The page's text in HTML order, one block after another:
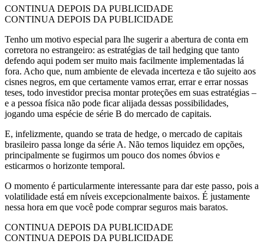
CONTINUA DEPOIS DA PUBLICIDADE
CONTINUA DEPOIS DA PUBLICIDADE
Tenho um motivo especial para lhe sugerir a abertura de conta em
corretora no estrangeiro: as estratégias de tail hedging que tanto
defendo aqui podem ser muito mais facilmente implementadas lá
fora. Acho que, num ambiente de elevada incerteza e tão sujeito aos
cisnes negros, em que certamente vamos errar, errar e errar nossas
teses, todo investidor precisa montar proteções em suas estratégias –
e a pessoa física não pode ficar alijada dessas possibilidades,
jogando uma espécie de série B do mercado de capitais.
E, infelizmente, quando se trata de hedge, o mercado de capitais
brasileiro passa longe da série A. Não temos liquidez em opções,
principalmente se fugirmos um pouco dos nomes óbvios e
esticarmos o horizonte temporal.
O momento é particularmente interessante para dar este passo, pois a
volatilidade está em níveis excepcionalmente baixos. É justamente
nessa hora em que você pode comprar seguros mais baratos.
CONTINUA DEPOIS DA PUBLICIDADE
CONTINUA DEPOIS DA PUBLICIDADE